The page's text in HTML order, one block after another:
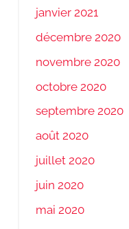
janvier 2021
décembre 2020
novembre 2020
octobre 2020
septembre 2020
août 2020
juillet 2020
juin 2020
mai 2020